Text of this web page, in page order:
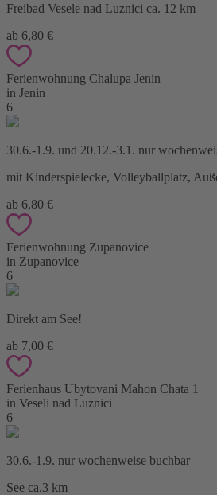
Freibad Vesele nad Luznici ca. 12 km
ab 6,80 €
Ferienwohnung Chalupa Jenin
in Jenin
6
30.6.-1.9. und 20.12.-3.1. nur
mit Kinderspielecke, Volleyballplatz,
ab 6,80 €
Ferienwohnung Zupanovice
in Zupanovice
6
Direkt am See!
ab 7,00 €
Ferienhaus Ubytovani Mahon Chata 1
in Veseli nad Luznici
6
30.6.-1.9. nur wochenweise buchbar
See ca.3 km